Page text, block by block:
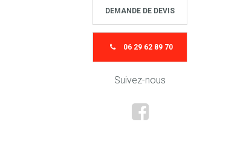
DEMANDE DE DEVIS
06 29 62 89 70
Suivez-nous